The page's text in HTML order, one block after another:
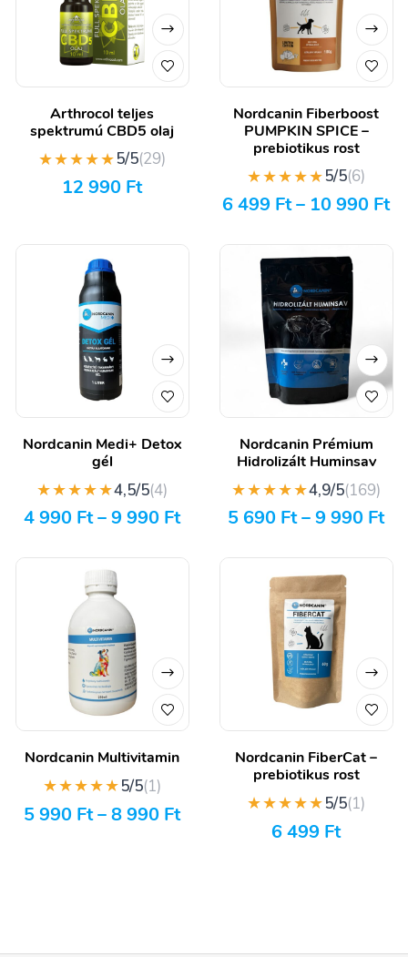
Arthrocol teljes
spektrumú CBD5 olaj
★★★★★5/5(29)
12 990 Ft
Nordcanin Fiberboost
PUMPKIN SPICE –
prebiotikus rost
★★★★★5/5(6)
6 499 Ft– 10 990 Ft
Nordcanin Medi+ Detox
gél
★★★★★4,5/5(4)
4 990 Ft–9 990 Ft
Nordcanin Prémium
Hidrolizált Huminsav
★★★★★4,9/5(169)
5 690 Ft–9 990 Ft
Nordcanin Multivitamin
★★★★★5/5(1)
5 990 Ft–8 990 Ft
Nordcanin FiberCat –
prebiotikus rost
★★★★★5/5(1)
6 499 Ft